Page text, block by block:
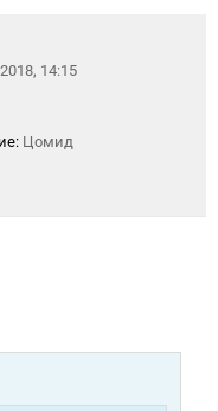
14:15
Цомид